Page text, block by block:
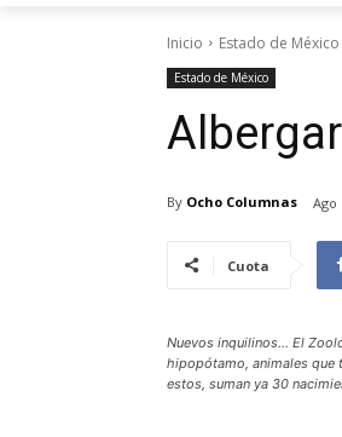
Inicio Estado de México
Estado de México
By Ocho Columnas Ago
Cuota
Nuevos inquilinos… El
hipopótamo, animales que
estos, suman ya 30